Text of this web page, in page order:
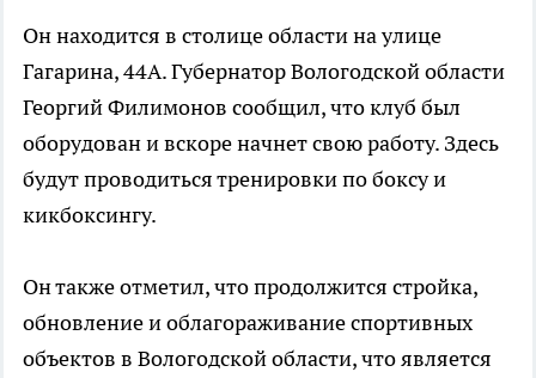
Он находится в столице области на улице
Гагарина, 44А. Губернатор Вологодской области
Георгий Филимонов сообщил, что клуб был
оборудован и вскоре начнет свою работу. Здесь
будут проводиться тренировки по боксу и
кикбоксингу.
Он также отметил, что продолжится стройка,
обновление и облагораживание спортивных
объектов в Вологодской области, что является